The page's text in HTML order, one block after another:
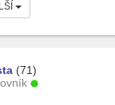
(71)